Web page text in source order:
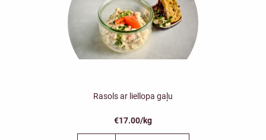
Rasols ar liellopa gaļu
€17.00/kg